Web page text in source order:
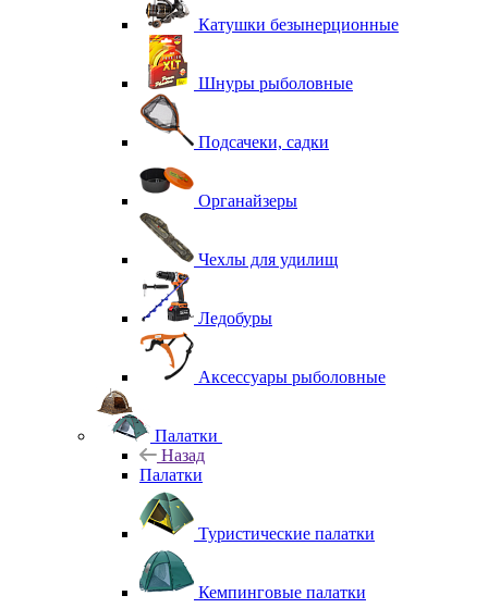
Катушки безынерционные
Шнуры рыболовные
Подсачеки, садки
Органайзеры
Чехлы для удилищ
Ледобуры
Аксессуары рыболовные
Палатки
Назад
Палатки
Туристические палатки
Кемпинговые палатки